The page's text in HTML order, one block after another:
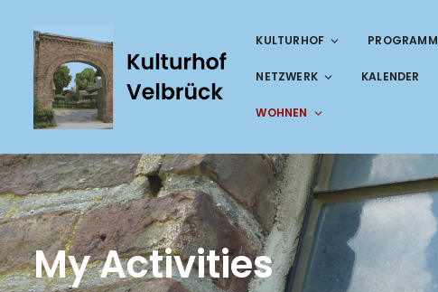
KULTURHOF PROGRAMM
NETZWERK KALENDER
WOHNEN
My Activities